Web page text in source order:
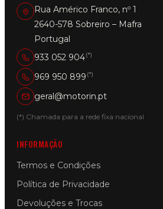
Rua Américo Franco, nº 1
2640-578 Sobreiro – Mafra
Portugal
933 052 904(*)
969 950 899 (*)
geral@motorin.pt
(*) Chamada para a rede fixa nacional
INFORMAÇÃO
Termos e Condições
Política de Privacidade
Devoluções e Trocas